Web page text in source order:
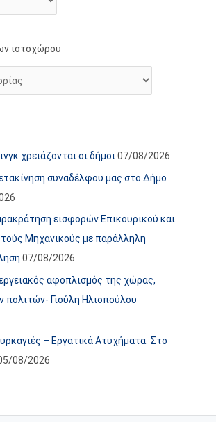
ιστοχώρου
χρειάζονται οι δήμοι07/08/2026
συναδέλφου μας στο Δήμο
εισφορών Επικουρικού και
Μηχανικούς με παράλληλη
07/08/2026
αφοπλισμός της χώρας,
Γιούλη Ηλιοπούλου
– Εργατικά Ατυχήματα: Στο
08/2026